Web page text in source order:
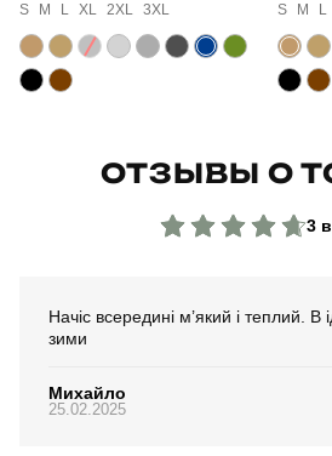
S M L XL 2XL 3XL S M L
ОТЗЫВЫ О
3
Начіс всередині м’який і теплий. В
зими
Михайло
25.02.2025